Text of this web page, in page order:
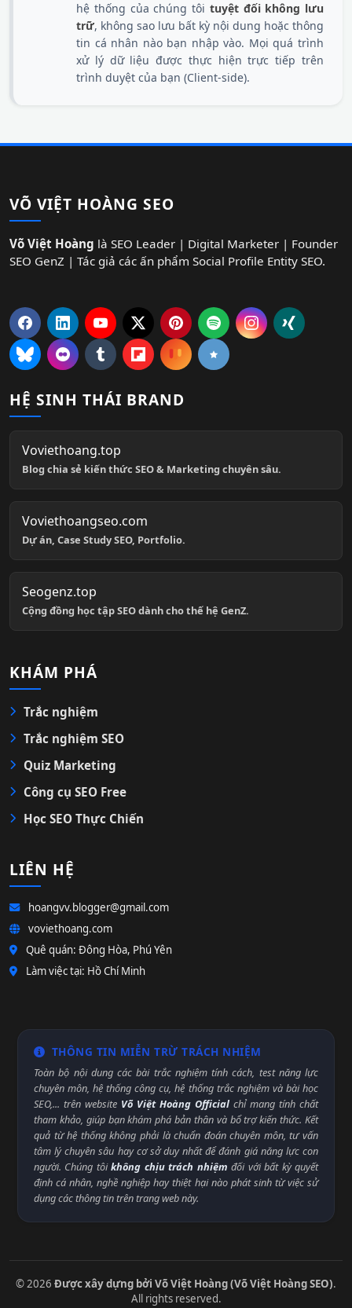
hệ thống của chúng tôi tuyệt đối không lưu
trữ, không sao lưu bất kỳ nội dung hoặc thông
tin cá nhân nào bạn nhập vào. Mọi quá trình
xử lý dữ liệu được thực hiện trực tiếp trên
trình duyệt của bạn (Client-side).
VÕ VIỆT HOÀNG SEO
Võ Việt Hoàng là SEO Leader | Digital Marketer | Founder
SEO GenZ | Tác giả các ấn phẩm Social Profile Entity SEO.
HỆ SINH THÁI BRAND
Voviethoang.top
Blog chia sẻ kiến thức SEO & Marketing chuyên sâu.
Voviethoangseo.com
Dự án, Case Study SEO, Portfolio.
Seogenz.top
Cộng đồng học tập SEO dành cho thế hệ GenZ.
KHÁM PHÁ
Trắc nghiệm
Trắc nghiệm SEO
Quiz Marketing
Công cụ SEO Free
Học SEO Thực Chiến
LIÊN HỆ
hoangvv.blogger@gmail.com
voviethoang.com
Quê quán: Đông Hòa, Phú Yên
Làm việc tại: Hồ Chí Minh
THÔNG TIN MIỄN TRỪ TRÁCH NHIỆM
Toàn bộ nội dung các bài trắc nghiệm tính cách, test năng lực
chuyên môn, hệ thống công cụ, hệ thống trắc nghiệm và bài học
SEO,... trên website Võ Việt Hoàng Official chỉ mang tính chất
tham khảo, giúp bạn khám phá bản thân và bổ trợ kiến thức. Kết
quả từ hệ thống không phải là chuẩn đoán chuyên môn, tư vấn
tâm lý chuyên sâu hay cơ sở duy nhất để đánh giá năng lực con
người. Chúng tôikhông chịu trách nhiệm đối với bất kỳ quyết
định cá nhân, nghề nghiệp hay thiệt hại nào phát sinh từ việc sử
dụng các thông tin trên trang web này.
© 2026 Được xây dựng bởi Võ Việt Hoàng (Võ Việt Hoàng SEO).
All rights reserved.